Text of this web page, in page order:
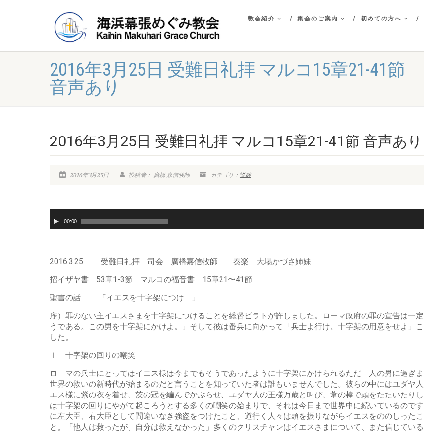
教会紹介 集会のご案内 初めての方へ
2016年3月25日 受難日礼拝 マルコ15章21-41節
音声あり
2016年3月25日 受難日礼拝 マルコ15章21-41節 音声あり
2016年3月25日 投稿者： 廣橋 嘉信牧師 カテゴリ： 説教
声
ヤ
00:00
2016.3.25 受難日礼拝 司会 廣橋嘉信牧師 奏楽 大場かづさ姉妹
招イザヤ書 53章1-3節 マルコの福音書 15章21〜41節
聖書の話 「イエスを十字架につけ 」
序）罪のない主イエスさまを十字架につけることを総督ピラトが許しました。ローマ政府の罪の宣告は一
うである。この男を十字架にかけよ。」そして彼は番兵に向かって「兵士よ行け。十字架の用意をせよ」
した。
Ⅰ 十字架の回りの嘲笑
ローマの兵士にとってはイエス様は今までもそうであったように十字架にかけられるただ一人の男に過ぎ
世界の救いの新時代が始まるのだと言うことを知っていた者は誰もいませんでした。彼らの中にはユダヤ
エス様に紫の衣を着せ、茨の冠を編んでかぶらせ、ユダヤ人の王様万歳と叫び、葦の棒で頭をたたいたり
は十字架の回りにやがて起ころうとする多くの嘲笑の始まりで、それは今日まで世界中に続いているので
に左大臣、右大臣として間違いなき強盗をつけたこと、道行く人々は頭を振りながらイエスをののしった
と。「他人は救ったが、自分は救えなかった」多くのクリスチャンはイエスさまについて、また信じてい